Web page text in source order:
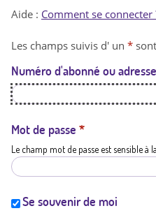
t
a
t
i
Aide : Comment se connecter
Les champs suivis d' un *
Numéro d'abonné ou
Mot de passe *
Le champ mot de passe est sensible à
Se souvenir de moi